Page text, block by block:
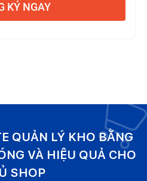
KÝ NGAY
QUẢN LÝ KHO BẰNG
VÀ HIỆU QUẢ CHO
SHOP